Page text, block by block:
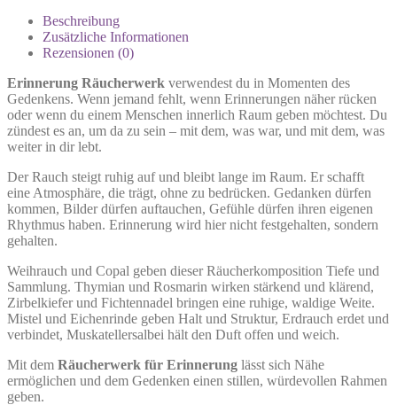
Beschreibung
Zusätzliche Informationen
Rezensionen (0)
Erinnerung Räucherwerk verwendest du in Momenten des
Gedenkens. Wenn jemand fehlt, wenn Erinnerungen näher rücken
oder wenn du einem Menschen innerlich Raum geben möchtest. Du
zündest es an, um da zu sein – mit dem, was war, und mit dem, was
weiter in dir lebt.
Der Rauch steigt ruhig auf und bleibt lange im Raum. Er schafft
eine Atmosphäre, die trägt, ohne zu bedrücken. Gedanken dürfen
kommen, Bilder dürfen auftauchen, Gefühle dürfen ihren eigenen
Rhythmus haben. Erinnerung wird hier nicht festgehalten, sondern
gehalten.
Weihrauch und Copal geben dieser Räucherkomposition Tiefe und
Sammlung. Thymian und Rosmarin wirken stärkend und klärend,
Zirbelkiefer und Fichtennadel bringen eine ruhige, waldige Weite.
Mistel und Eichenrinde geben Halt und Struktur, Erdrauch erdet und
verbindet, Muskatellersalbei hält den Duft offen und weich.
Mit dem Räucherwerk für Erinnerung lässt sich Nähe
ermöglichen und dem Gedenken einen stillen, würdevollen Rahmen
geben.